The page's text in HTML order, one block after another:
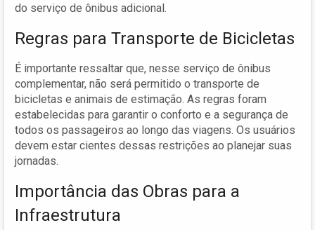
do serviço de ônibus adicional.
Regras para Transporte de Bicicletas
É importante ressaltar que, nesse serviço de ônibus
complementar, não será permitido o transporte de
bicicletas e animais de estimação. As regras foram
estabelecidas para garantir o conforto e a segurança de
todos os passageiros ao longo das viagens. Os usuários
devem estar cientes dessas restrições ao planejar suas
jornadas.
Importância das Obras para a
Infraestrutura